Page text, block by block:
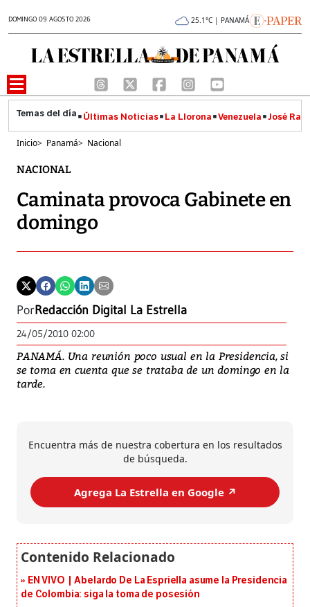
DOMINGO 09 AGOSTO 2026 25.1°C | PANAMÁ
Últimas Noticias La Llorona Venezuela José
Inicio> Panamá> Nacional
NACIONAL
Caminata provoca Gabinete en
domingo
PorRedacción Digital La Estrella
24/05/2010 02:00
PANAMÁ. Una reunión poco usual en la Presidencia, si
se toma en cuenta que se trataba de un domingo en la
tarde.
Encuentra más de nuestra cobertura en los resultados
de búsqueda.
Agrega La Estrella en Google ↗️
EN VIVO | Abelardo De La Espriella asume la Presidencia
de Colombia: siga la toma de posesión